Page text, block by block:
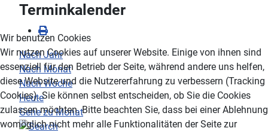
Terminkalender
Nach Jahr
Nach Monat
Nach Woche
Heute
Gehe zu Monat
Wir benutzen Cookies
Wir nutzen Cookies auf unserer Website. Einige von ihnen sind
essenziell für den Betrieb der Seite, während andere uns helfen,
diese Website und die Nutzererfahrung zu verbessern (Tracking
Cookies). Sie können selbst entscheiden, ob Sie die Cookies
zulassen möchten. Bitte beachten Sie, dass bei einer Ablehnung
womöglich nicht mehr alle Funktionalitäten der Seite zur